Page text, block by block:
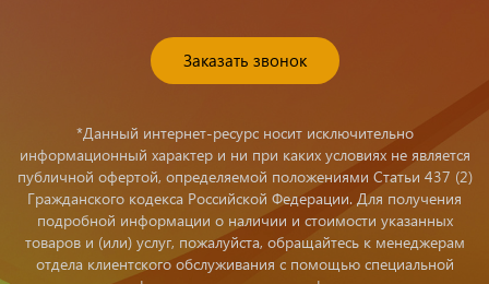
Заказать звонок
*Данный интернет-ресурс носит исключительно
информационный характер и ни при каких условиях не является
публичной офертой, определяемой положениями Статьи 437 (2)
Гражданского кодекса Российской Федерации. Для получения
подробной информации о наличии и стоимости указанных
товаров и (или) услуг, пожалуйста, обращайтесь к менеджерам
отдела клиентского обслуживания с помощью специальной